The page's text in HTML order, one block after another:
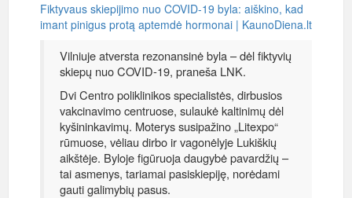
Fiktyvaus skiepijimo nuo COVID-19 byla: aiškino, kad
imant pinigus protą aptemdė hormonai | KaunoDiena.lt
Vilniuje atversta rezonansinė byla – dėl fiktyvių
skiepų nuo COVID-19, praneša LNK.
Dvi Centro poliklinikos specialistės, dirbusios
vakcinavimo centruose, sulaukė kaltinimų dėl
kyšininkavimų. Moterys susipažino „Litexpo“
rūmuose, vėliau dirbo ir vagonėlyje Lukiškių
aikštėje. Byloje figūruoja daugybė pavardžių –
tai asmenys, tariamai pasiskiepiję, norėdami
gauti galimybių pasus.